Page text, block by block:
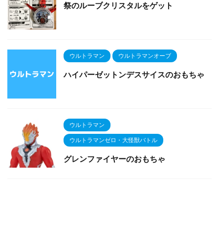
祭のルーブクリスタルをゲット
ウルトラマン ウルトラマンオーブ
ハイパーゼットンデスサイスのおもちゃ
ウルトラマン
ウルトラマンゼロ・大怪獣バトル
グレンファイヤーのおもちゃ